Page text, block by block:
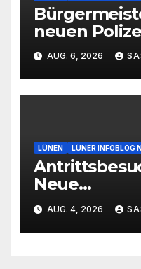
neuen
Rathaus
AUG. 6, 2026
LÜNEN LÜNER INFOBLOG
Neue
Dortmund
AUG. 4, 2026